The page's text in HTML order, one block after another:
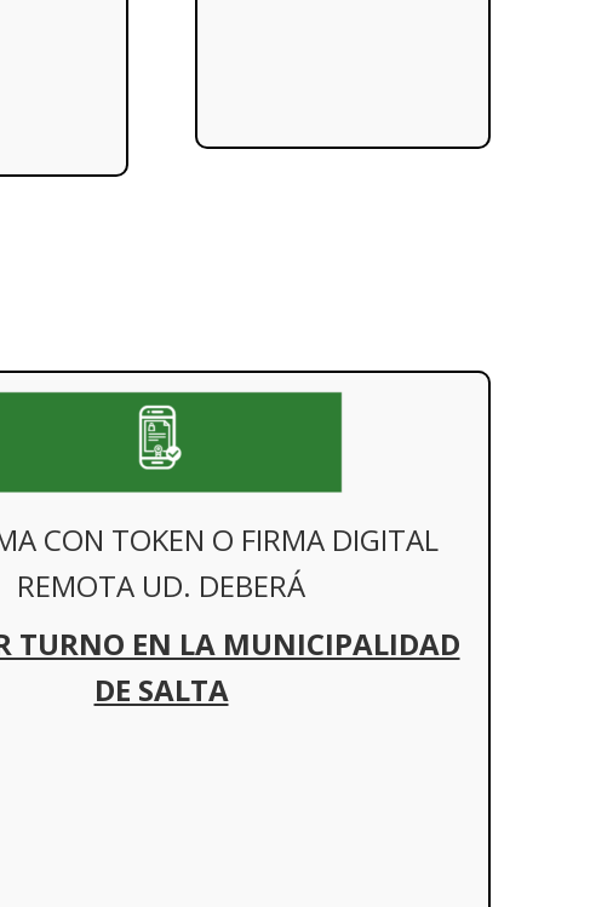
CON TOKEN O FIRMA DIGITAL
REMOTA UD. DEBERÁ
TURNO EN LA MUNICIPALIDAD
DE SALTA